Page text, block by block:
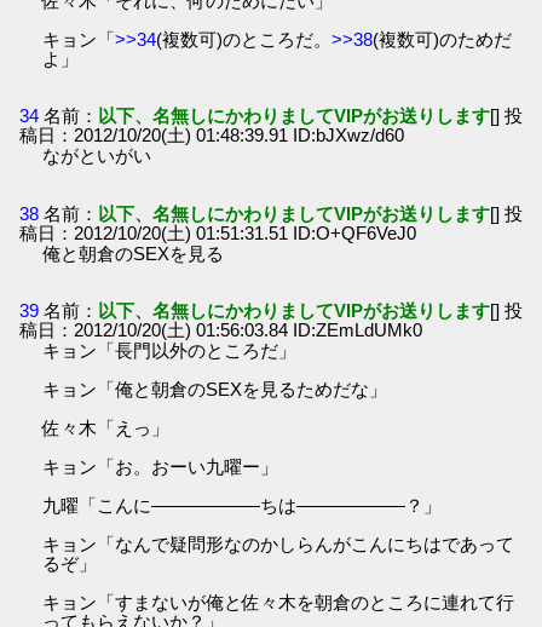
キョン「>>34(複数可)のところだ。>>38(複数可)のためだ
よ」
34 名前： 以下、名無しにかわりましてVIPがお送りします[] 投
稿日：2012/10/20(土) 01:48:39.91 ID:bJXwz/d60
ながといがい
38 名前： 以下、名無しにかわりましてVIPがお送りします[] 投
稿日：2012/10/20(土) 01:51:31.51 ID:O+QF6VeJ0
俺と朝倉のSEXを見る
39 名前： 以下、名無しにかわりましてVIPがお送りします[] 投
稿日：2012/10/20(土) 01:56:03.84 ID:ZEmLdUMk0
キョン「長門以外のところだ」
キョン「俺と朝倉のSEXを見るためだな」
佐々木「えっ」
キョン「お。おーい九曜ー」
九曜「こんに――――――ちは――――――？」
キョン「なんで疑問形なのかしらんがこんにちはであって
るぞ」
キョン「すまないが俺と佐々木を朝倉のところに連れて行
ってもらえないか？」